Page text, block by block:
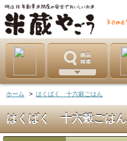
ホーム > はくばく 十六穀ごはん
はくばく 十六穀ごはん